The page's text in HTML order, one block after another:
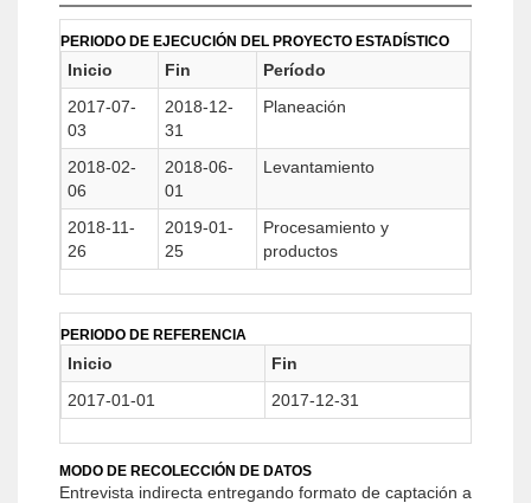
PERIODO DE EJECUCIÓN DEL PROYECTO ESTADÍSTICO
Inicio Fin
Período
2017-07-
03
2018-12-
31
Planeación
2018-02-
06
2018-06-
01
Levantamiento
2018-11-
26
2019-01-
25
Procesamiento y
productos
PERIODO DE REFERENCIA
Inicio
Fin
2017-01-01
2017-12-31
MODO DE RECOLECCIÓN DE DATOS
Entrevista indirecta entregando formato de captación a